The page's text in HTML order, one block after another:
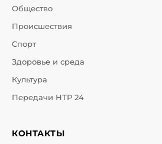
Общество
Происшествия
Спорт
Здоровье и среда
Культура
Передачи НТР 24
КОНТАКТЫ